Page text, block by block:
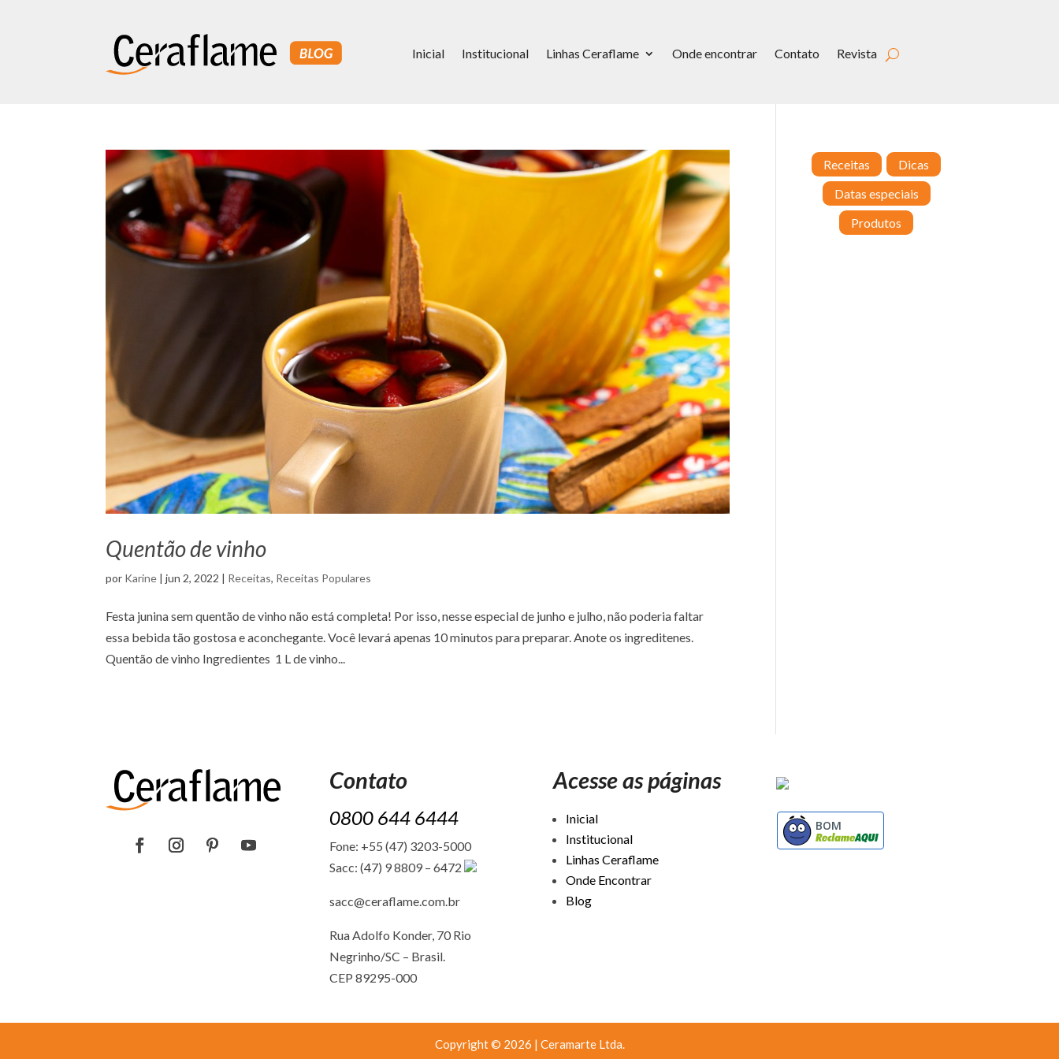
Inicial Institucional Linhas Ceraflame Onde encontrar Contato Revista
Quentão de vinho
por Karine |jun 2, 2022 | Receitas, Receitas Populares
Festa junina sem quentão de vinho não está completa! Por isso, nesse especial de junho e julho, não poderia faltar
essa bebida tão gostosa e aconchegante. Você levará apenas 10 minutos para preparar. Anote os ingreditenes.
Quentão de vinho Ingredientes 1 L de vinho...
Receitas
Dicas
Datas especiais
Produtos
Contato
0800 644 6444
Fone: +55 (47) 3203-5000
Sacc: (47) 9 8809 – 6472
sacc@ceraflame.com.br
Rua Adolfo Konder, 70 Rio
Negrinho/SC – Brasil.
CEP 89295-000
Acesse as páginas
Inicial
Institucional
Linhas Ceraflame
Onde Encontrar
Blog
BOM
Copyright © 2026 | Ceramarte Ltda.